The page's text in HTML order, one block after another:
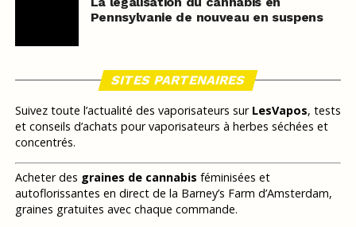
Pennsylvanie de nouveau en suspens
SITES PARTENAIRES
Suivez toute l’actualité des vaporisateurs sur LesVapos, tests
et conseils d’achats pour vaporisateurs à herbes séchées et
concentrés.
Acheter des graines de cannabis féminisées et
autoflorissantes en direct de la Barney’s Farm d’Amsterdam,
graines gratuites avec chaque commande.